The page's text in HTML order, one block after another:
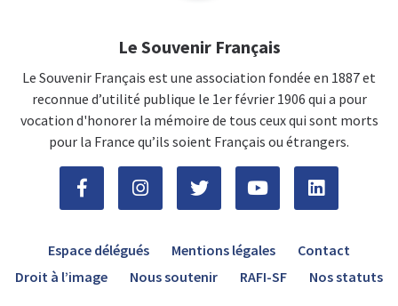
Le Souvenir Français
Le Souvenir Français est une association fondée en 1887 et
reconnue d’utilité publique le 1er février 1906 qui a pour
vocation d'honorer la mémoire de tous ceux qui sont morts
pour la France qu’ils soient Français ou étrangers.
Espace délégués Mentions légales
Contact
Droit à l’image
Nous soutenir RAFI-SF Nos statuts